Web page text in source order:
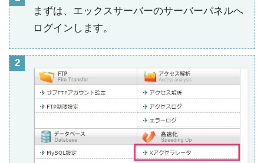
まずは、エックスサーバーのサーバーパネルへ
ログインします。